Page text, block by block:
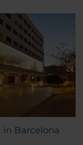
Barcelona